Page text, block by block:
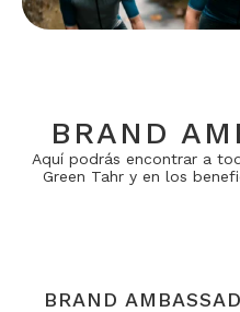
BRAND
Aquí podrás encontrar a
Green Tahr y en los
BRAND